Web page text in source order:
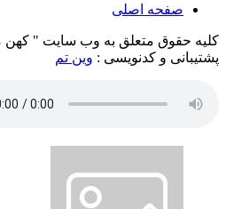
صفحه اصلی
کلیه حقوق متعلق به وب سایت " کهن
پشتیبانی و کدنویسی : وین تم